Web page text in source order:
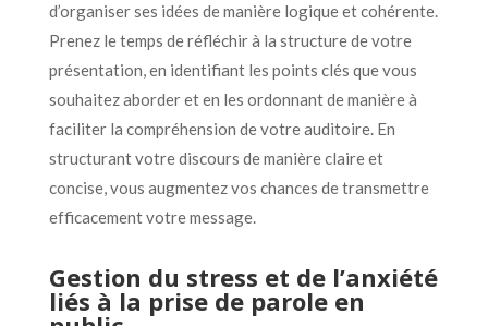
d’organiser ses idées de manière logique et cohérente.
Prenez le temps de réfléchir à la structure de votre
présentation, en identifiant les points clés que vous
souhaitez aborder et en les ordonnant de manière à
faciliter la compréhension de votre auditoire. En
structurant votre discours de manière claire et
concise, vous augmentez vos chances de transmettre
efficacement votre message.
Gestion du stress et de l’anxiété
liés à la prise de parole en